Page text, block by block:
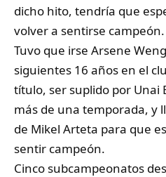
dicho hito, tendría que
volver a sentirse campeón.
Tuvo que irse Arsene
siguientes 16 años en el
título, ser suplido por Unai
más de una temporada, y
de Mikel Arteta para que
sentir campeón.
Cinco subcampeonatos